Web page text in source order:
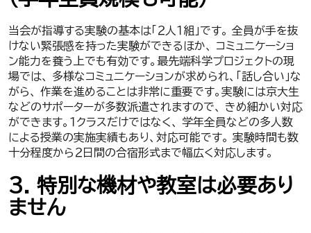
当会が指導する実験の基本は「２人１組」です。 全員が手を抜
けない緊張感を持った実験ができるほか、 コミュニケーショ
ン能力を養う上でも有効です。最先端科学プロジェクトの現
場では、 多様なコミュニケーションが求められ、「話し合い」な
がら、 作業を進めることは非常に重要です。実験には京大生
などのサポーターが多数派遣されますので、 きめ細かい対応
ができます。１クラスだけではなく、 学年全員などの多人数
による授業の実施実績もあり、対応可能です。 実験時間も数
十分程度から２日間の合宿形式まで幅広く対応します。
３. 特別な機材や教室は必要あり
ません